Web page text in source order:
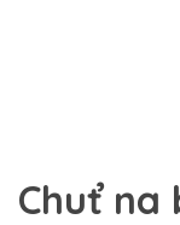
Chuť na